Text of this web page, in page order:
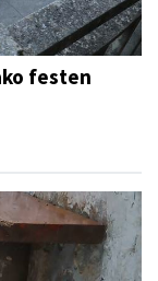
festen